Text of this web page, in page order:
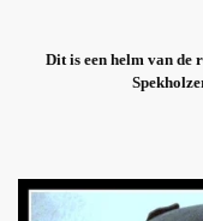
Dit is een helm van